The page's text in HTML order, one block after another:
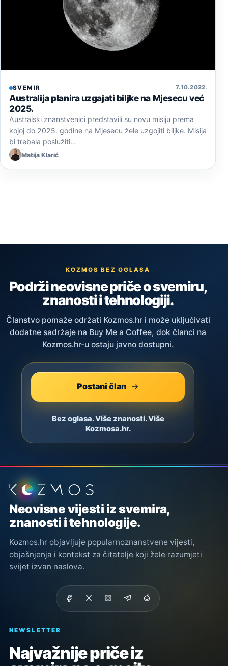
SVEMIR 7. 10. 2022.
Australija planira uzgajati biljke na Mjesecu već
2025.
Australski znanstvenici predstavili su novu misiju prema
kojoj do 2025. godine na Mjesecu žele uzgojiti biljke. Misija
bi trebala poslužiti…
Matija Klarić
KOZMOS BEZ OGLASA
Podrži neovisne priče o svemiru,
znanosti i tehnologiji.
Članstvo pomaže održati Kozmos.hr i može uključivati
dodatne sadržaje na Buy Me a Coffee, dok članci na
Kozmos.hr-u ostaju javno dostupni.
Postani član
Bez oglasa. Više znanosti. Više
Kozmosa.hr.
Podnožje stranice
Neovisne vijesti iz svemira,
znanosti i tehnologije.
Kozmos.hr objavljuje popularnoznanstvene vijesti,
objašnjenja i kontekst za čitatelje koji žele razumjeti
svijet izvan naslova.
NEWSLETTER
Najvažnije priče iz